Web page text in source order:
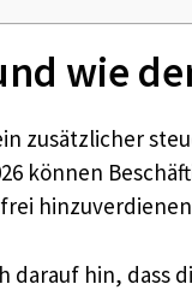
wie
zusätzlicher
können
darauf hin,